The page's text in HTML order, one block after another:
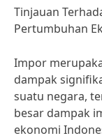
Tinjauan
Pertumbuhan
Impor
dampak
suatu negara,
besar dampak
ekonomi